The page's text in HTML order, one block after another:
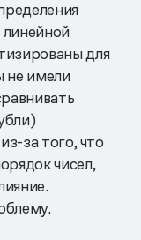
для
не имели
за того, что
чисел,